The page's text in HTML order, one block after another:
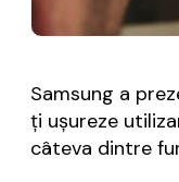
Samsung a
ți ușureze
câteva dintre